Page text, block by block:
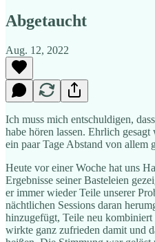
Abgetaucht
Aug. 12, 2022
Ich muss mich entschuldigen,
habe hören lassen. Ehrlich
ein paar Tage Abstand von allem
Heute vor einer Woche hat uns
Ergebnisse seiner Basteleien
er immer wieder Teile unserer
nächtlichen Sessions daran
hinzugefügt, Teile neu
wirkte ganz zufrieden damit und